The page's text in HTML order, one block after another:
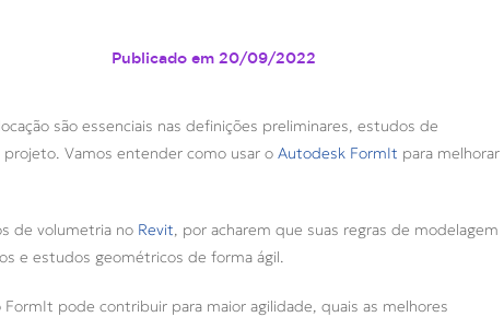
Publicado em 20/09/2022
são essenciais nas definições preliminares, estudos de
Vamos entender como usar o Autodesk FormIt para melhorar
de volumetria no Revit, por acharem que suas regras de modelagem
e estudos geométricos de forma ágil.
pode contribuir para maior agilidade, quais as melhores